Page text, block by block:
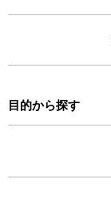
目的から探す